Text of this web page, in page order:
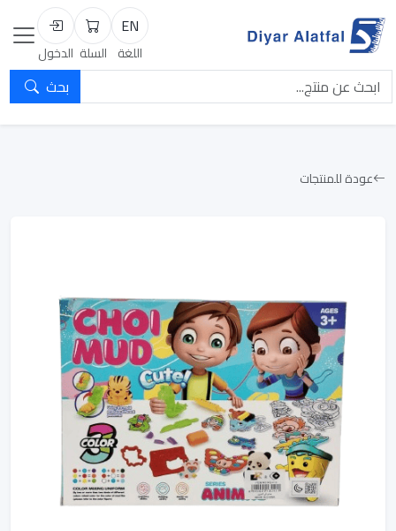
EN
اللغة
السلة
السلة
تسجيل
الدخول
بحث
عودة للمنتجات